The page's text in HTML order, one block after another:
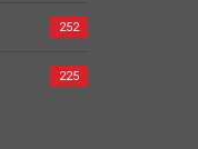
252
225